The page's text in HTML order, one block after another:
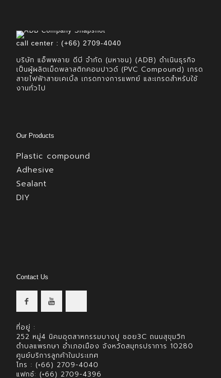
call center : (+66) 2709-4040
บริษัท แอ็พพลาย ดีบี จำกัด (มหาชน) (ADB) ดำเนินธุรกิจ
เป็นผู้ผลิตเม็ดพลาสติกคอมปาวด์ (PVC Compound) เกรด
สายไฟฟ้าสายเคเบิ้ล เกรดทางการแพทย์ และเกรดสำหรับใช้
งานทั่วไป
Our Products
Plastic compound
Adhesive
Sealant
DIY
Contact Us
ที่อยู่ :
252 หมู่4 นิคมอุตสาหกรรมบางปู ซอย3C ถนนสุขุมวิท
ตำบลแพรกษา อำเภอเมือง จังหวัดสมุทรปราการ 10280
ศูนย์บริการลูกค้าในประเทศ
โทร : (+66) 2709-4040
แฟกซ์: (+66) 2709-4396